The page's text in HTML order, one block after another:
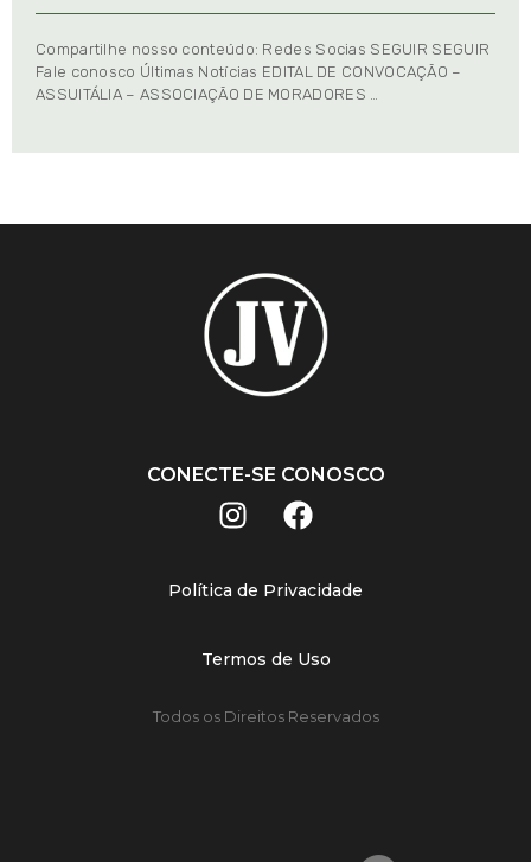
Compartilhe nosso conteúdo: Redes Socias SEGUIR SEGUIR
Fale conosco Últimas Notícias EDITAL DE CONVOCAÇÃO –
ASSUITÁLIA – ASSOCIAÇÃO DE MORADORES …
CONECTE-SE CONOSCO
Política de Privacidade
Termos de Uso
Todos os Direitos Reservados